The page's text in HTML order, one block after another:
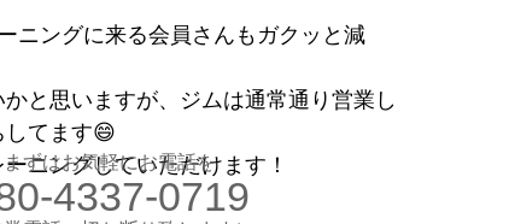
気軽にお電話ください
4337-0719
（営業電話一切お断り）
ラダ・健康を手に入れよう
実施中
ニングに来る会員さんもガクッと減
と思いますが、ジムは通常通り営業し
てます😄
ニングしていただけます！
まずはお気軽にお電話を
4337-0719